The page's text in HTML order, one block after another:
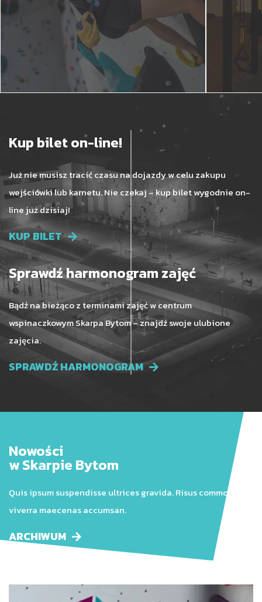
Spróbuj swoich sił w naszej Strefie
wspinaczkowej - to miejsce stworzone przez
zawodowców zarówno dla amatorów, jak i
prawdziwych profesjonalistów.
Kup bilet on-line!
Już nie musisz tracić czasu na dojazdy w celu zakupu
wejściówki lub karnetu. Nie czekaj – kup bilet wygodnie on-
line już dzisiaj!
KUP BILET
Sprawdź harmonogram zajęć
Bądź na bieżąco z terminami zajęć w centrum
wspinaczkowym Skarpa Bytom – znajdź swoje ulubione
zajęcia.
SPRAWDŹ HARMONOGRAM
Nowości
w Skarpie Bytom
Quis ipsum suspendisse ultrices gravida. Risus commodo
viverra maecenas accumsan.
ARCHIWUM